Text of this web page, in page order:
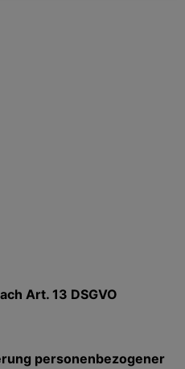
Art. 13 DSGVO
personenbezogener